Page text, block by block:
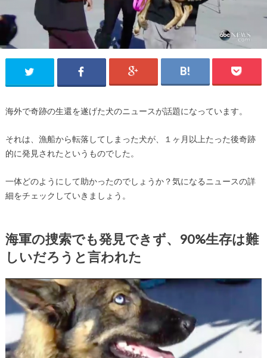
海外で奇跡の生還を遂げた犬のニュースが話題になっています。
それは、漁船から転落してしまった犬が、１ヶ月以上たった後奇跡
的に発見されたというものでした。
一体どのようにして助かったのでしょうか？気になるニュースの詳
細をチェックしていきましょう。
海軍の捜索でも発見できず、90%生存は難
しいだろうと言われた